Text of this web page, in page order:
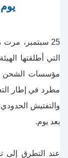
التي أطلقتها
مؤسسات الشحن
مطرد في إطار
والتفتيش
بعد يوم.
عند التطرق إلى